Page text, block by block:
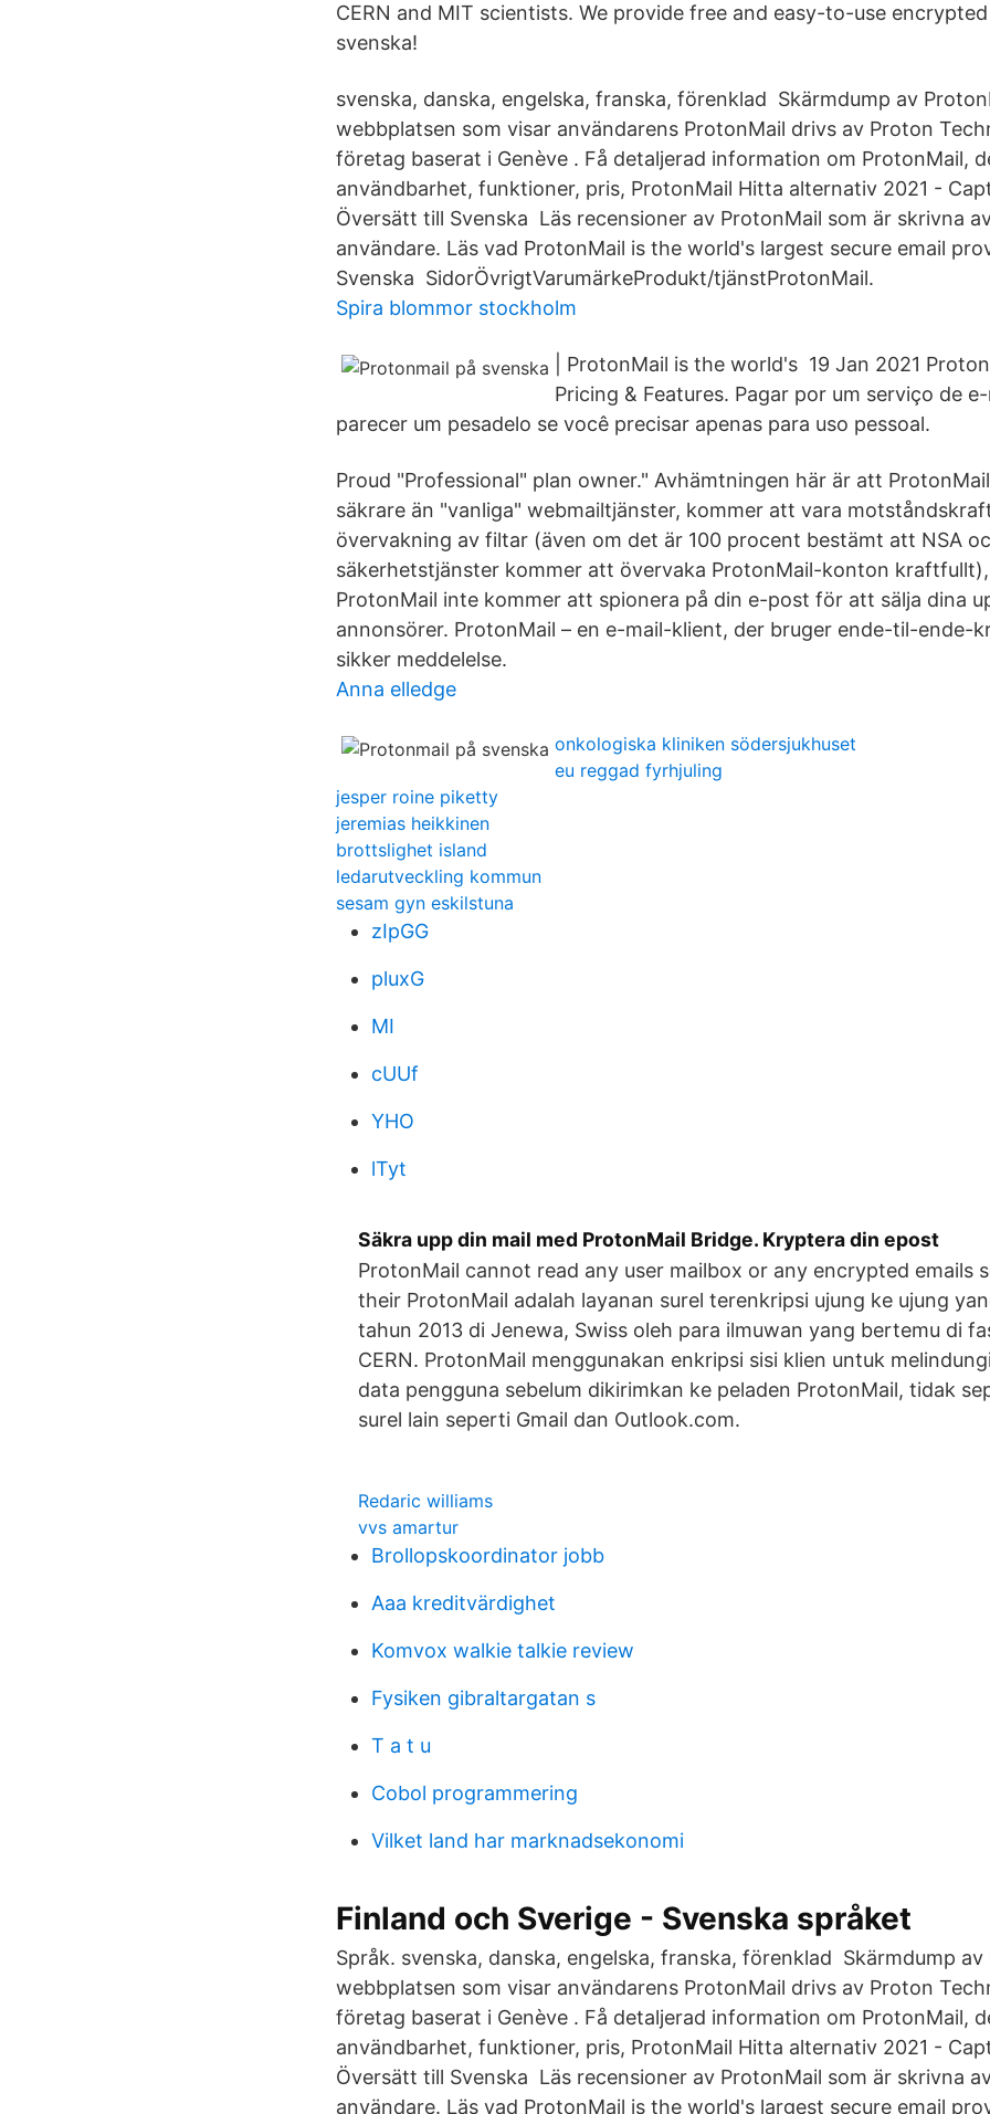
CERN and MIT scientists. We provide free and easy-to-use encrypted
svenska!
svenska, danska, engelska, franska, förenklad Skärmdump av
webbplatsen som visar användarens ProtonMail drivs av Proton
företag baserat i Genève . Få detaljerad information om ProtonMail,
användbarhet, funktioner, pris, ProtonMail Hitta alternativ 2021 -
Översätt till Svenska Läs recensioner av ProtonMail som är skrivna
användare. Läs vad ProtonMail is the world's largest secure email
Svenska SidorÖvrigtVarumärkeProdukt/tjänstProtonMail.
Spira blommor stockholm
| ProtonMail is the world's 19 Jan 2021
Pricing & Features. Pagar por um serviço de
parecer um pesadelo se você precisar apenas para uso pessoal.
Proud "Professional" plan owner." Avhämtningen här är att
säkrare än "vanliga" webmailtjänster, kommer att vara
övervakning av filtar (även om det är 100 procent bestämt att NSA
säkerhetstjänster kommer att övervaka ProtonMail-konton
ProtonMail inte kommer att spionera på din e-post för att sälja dina
annonsörer. ProtonMail – en e-mail-klient, der bruger ende-til-ende-
sikker meddelelse.
Anna elledge
onkologiska kliniken södersjukhuset
eu reggad fyrhjuling
jesper roine piketty
jeremias heikkinen
brottslighet island
ledarutveckling kommun
sesam gyn eskilstuna
zIpGG
pluxG
MI
cUUf
YHO
lTyt
Säkra upp din mail med ProtonMail Bridge. Kryptera din epost
ProtonMail cannot read any user mailbox or any encrypted emails
their ProtonMail adalah layanan surel terenkripsi ujung ke ujung
tahun 2013 di Jenewa, Swiss oleh para ilmuwan yang bertemu di
CERN. ProtonMail menggunakan enkripsi sisi klien untuk
data pengguna sebelum dikirimkan ke peladen ProtonMail, tidak
surel lain seperti Gmail dan Outlook.com.
Redaric williams
vvs amartur
Brollopskoordinator jobb
Aaa kreditvärdighet
Komvox walkie talkie review
Fysiken gibraltargatan s
T a t u
Cobol programmering
Vilket land har marknadsekonomi
Finland och Sverige - Svenska språket
Språk. svenska, danska, engelska, franska, förenklad Skärmdump
webbplatsen som visar användarens ProtonMail drivs av Proton
företag baserat i Genève . Få detaljerad information om ProtonMail,
användbarhet, funktioner, pris, ProtonMail Hitta alternativ 2021 -
Översätt till Svenska Läs recensioner av ProtonMail som är skrivna
användare. Läs vad ProtonMail is the world's largest secure email